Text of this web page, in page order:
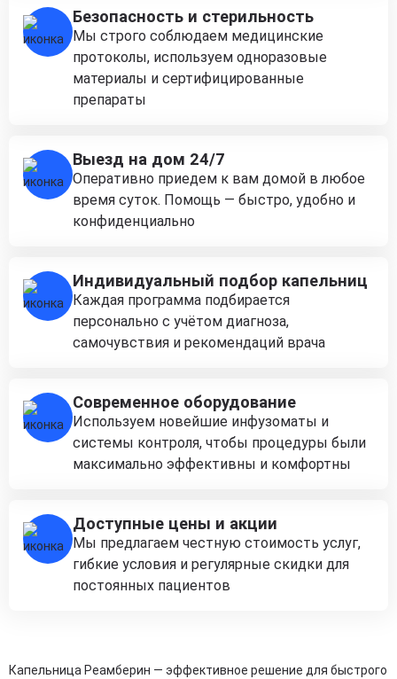
Безопасность и стерильность
Мы строго соблюдаем медицинские
протоколы, используем одноразовые
материалы и сертифицированные
препараты
Выезд на дом 24/7
Оперативно приедем к вам домой в любое
время суток. Помощь — быстро, удобно и
конфиденциально
Индивидуальный подбор капельниц
Каждая программа подбирается
персонально с учётом диагноза,
самочувствия и рекомендаций врача
Современное оборудование
Используем новейшие инфузоматы и
системы контроля, чтобы процедуры были
максимально эффективны и комфортны
Доступные цены и акции
Мы предлагаем честную стоимость услуг,
гибкие условия и регулярные скидки для
постоянных пациентов
Капельница Реамберин — эффективное решение для быстрого